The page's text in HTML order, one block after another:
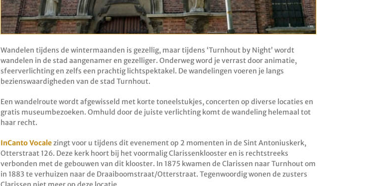
Wandelen tijdens de wintermaanden is gezellig, maar tijdens ‘Turnhout by Night’ wordt
wandelen in de stad aangenamer en gezelliger. Onderweg word je verrast door animatie,
sfeerverlichting en zelfs een prachtig lichtspektakel. De wandelingen voeren je langs
bezienswaardigheden van de stad Turnhout.
Een wandelroute wordt afgewisseld met korte toneelstukjes, concerten op diverse locaties en
gratis museumbezoeken. Omhuld door de juiste verlichting komt de wandeling helemaal tot
haar recht.
InCanto Vocalezingt voor u tijdens dit evenement op 2 momenten in de Sint Antoniuskerk,
Otterstraat 126. Deze kerk hoort bij het voormalig Clarissenklooster en is rechtstreeks
verbonden met de gebouwen van dit klooster. In 1875 kwamen de Clarissen naar Turnhout om
in 1883 te verhuizen naar de Draaiboomstraat/Otterstraat. Tegenwoordig wonen de zusters